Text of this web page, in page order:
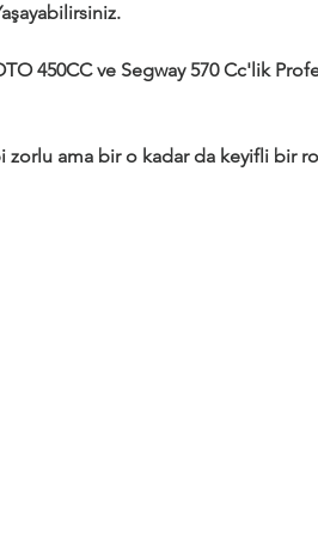
450CC ve Segway 570 Cc'lik
ama bir o kadar da keyifli bir